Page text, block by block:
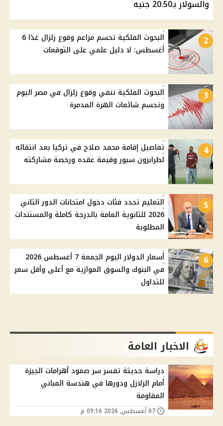
والسولار بـ20.50 جنيه
2
البحوث الفلكية تحسم مزاعم وقوع زلزال غدًا 6
أغسطس: لا دليل علمي على التوقعات
3
البحوث الفلكية تنفي وقوع زلزال في مصر اليوم
وتحسم شائعات الهزة المدمرة
4
تفاصيل إقامة محمد صلاح في تركيا بعد انتقاله
لطرابزون سبور وقيمة عقده ورخصة مشاركته
5
التعليم تحدد فئات دخول امتحانات الدور الثاني
2026 للثانوية العامة بالدرجة كاملة والمستندات
المطلوبة
6
أسعار الدولار اليوم الجمعة 7 أغسطس 2026
في البنوك والسوق الموازية مع أعلى وأقل سعر
للتداول
الاخبار العامة
دراسة حديثة تفسر سر صمود أهرامات الجيزة
أمام الزلازل ودورها في هندسة المباني
المقاومة